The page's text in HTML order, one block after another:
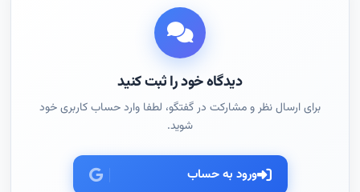
دیدگاه خود را ثبت کنید
برای ارسال نظر و مشارکت در گفتگو، لطفا وارد حساب کاربری خود
شوید.
ورود به حساب